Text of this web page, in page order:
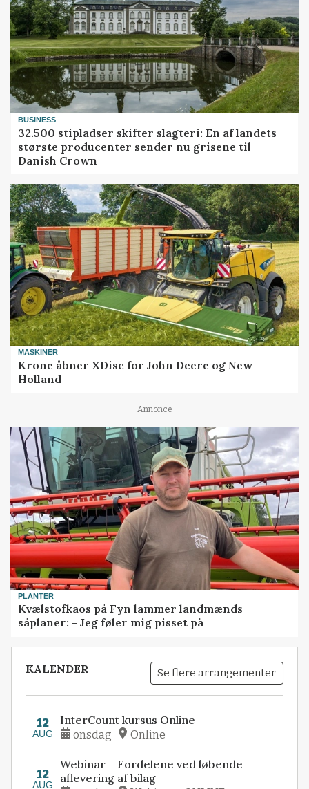
BUSINESS
32.500 stipladser skifter slagteri: En af landets
største producenter sender nu grisene til
Danish Crown
MASKINER
Krone åbner XDisc for John Deere og New
Holland
Annonce
PLANTER
Kvælstofkaos på Fyn lammer landmænds
såplaner: - Jeg føler mig pisset på
KALENDER Se flere arrangementer
12
AUG
InterCount kursus Online
onsdag Online
12
AUG
Webinar – Fordelene ved løbende
aflevering af bilag